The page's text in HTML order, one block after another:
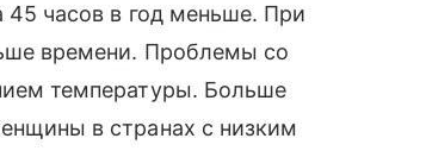
45 часов в год меньше. При
времени. Проблемы со
температуры. Больше
в странах с низким